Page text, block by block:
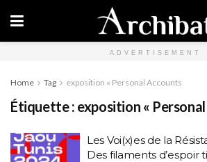
ADVERTISEMENT
Home Tag exposition « Personal Accounts
Étiquette : exposition «
Les Voi(x)es de la
Des filaments d’espoir